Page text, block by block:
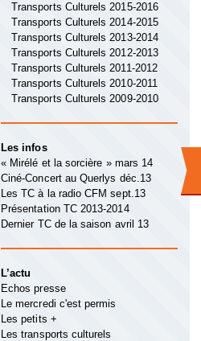
Transports Culturels 2015-2016
Transports Culturels 2014-2015
Transports Culturels 2013-2014
Transports Culturels 2012-2013
Transports Culturels 2011-2012
Transports Culturels 2010-2011
Transports Culturels 2009-2010
Les infos
« Mirélé et la sorcière » mars 14
Ciné-Concert au Querlys déc.13
Les TC à la radio CFM sept.13
Présentation TC 2013-2014
Dernier TC de la saison avril 13
L’actu
Echos presse
Le mercredi c'est permis
Les petits +
Les transports culturels